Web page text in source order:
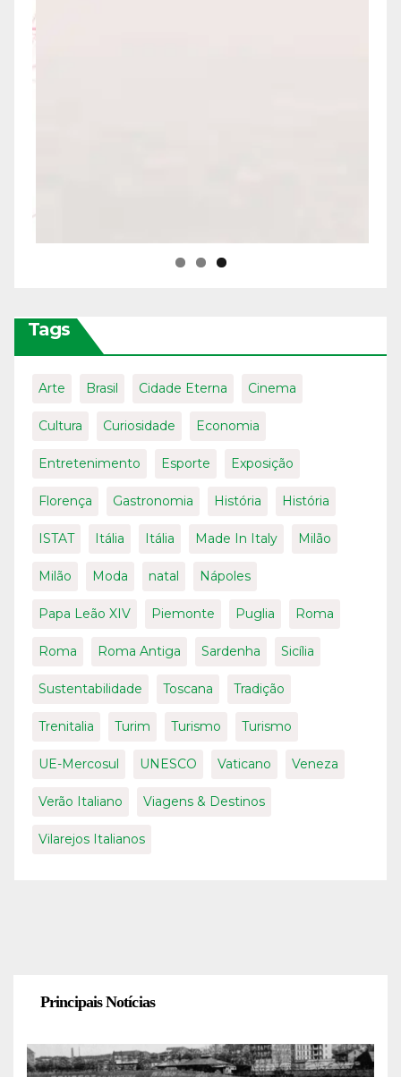
Tags
Arte Brasil Cidade Eterna Cinema
Cultura Curiosidade Economia
Entretenimento Esporte Exposição
Florença Gastronomia História História
ISTAT Itália Itália Made In Italy Milão
Milão Moda natal Nápoles
Papa Leão XIV Piemonte Puglia Roma
Roma Roma Antiga Sardenha Sicília
Sustentabilidade Toscana Tradição
Trenitalia Turim Turismo Turismo
UE-Mercosul UNESCO Vaticano Veneza
Verão Italiano Viagens & Destinos
Vilarejos Italianos
Principais Notícias